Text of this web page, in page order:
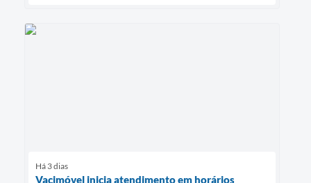
Há 3 dias
Vacimóvel inicia atendimento em horários